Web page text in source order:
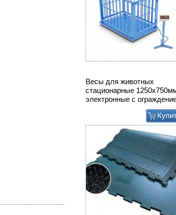
Весы для животных
стационарные
электронные с